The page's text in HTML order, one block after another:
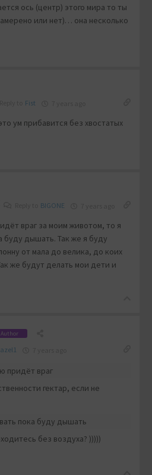
ось (центр) этого мира то ты
или нет)… она несколько
Fist
ум прибавится без хвостатых
BIGONE
враг за моим животом, то я
буду дышать. Так же я буду
от мала до велика, до коих
же будут делать мои дети и
Author
придёт враг
гектар, если не
пока буду дышать
без воздуха? )))))